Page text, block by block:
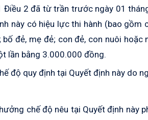
Điều 2 đã từ trần trước ngày 01
này có hiệu lực thi hành (bao
đẻ, mẹ đẻ; con đẻ, con nuôi
lần bằng 3.000.000 đồng.
độ quy định tại Quyết định này do
chế độ nêu tại Quyết định này